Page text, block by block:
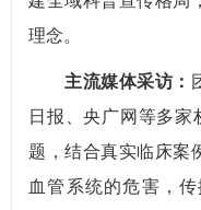
理念。
主流媒体采访：
日报、央广网等多家
题，结合真实临床案
血管系统的危害，